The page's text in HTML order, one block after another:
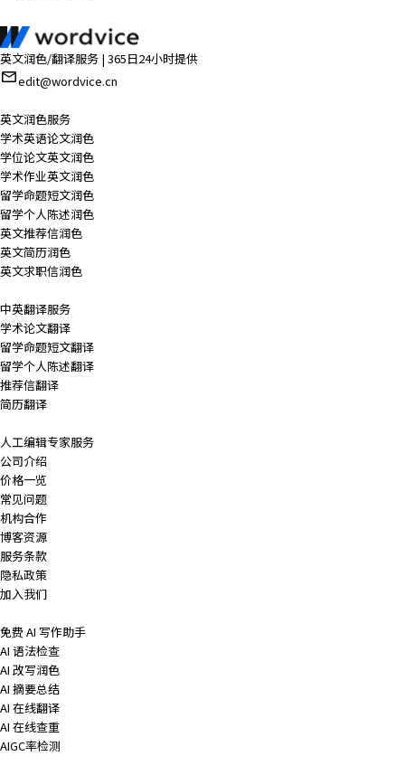
英文润色/翻译服务 | 365日24小时提供
edit@wordvice.cn
英文润色服务
学术英语论文润色
学位论文英文润色
学术作业英文润色
留学命题短文润色
留学个人陈述润色
英文推荐信润色
英文简历润色
英文求职信润色
中英翻译服务
学术论文翻译
留学命题短文翻译
留学个人陈述翻译
推荐信翻译
简历翻译
人工编辑专家服务
公司介绍
价格一览
常见问题
机构合作
博客资源
服务条款
隐私政策
加入我们
免费 AI 写作助手
AI 语法检查
AI 改写润色
AI 摘要总结
AI 在线翻译
AI 在线查重
AIGC率检测